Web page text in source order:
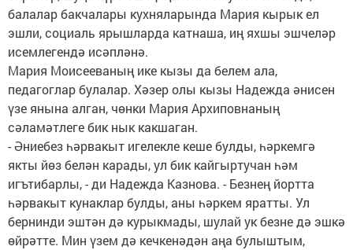
балалар бакчалары кухняларында Мария кырык ел
эшли, социаль ярышларда катнаша, иң яхшы эшчеләр
исемлегендә исәпләнә.
Мария Моисееваның ике кызы да белем ала,
педагоглар булалар. Хәзер олы кызы Надежда әнисен
үзе янына алган, чөнки Мария Архиповнаның
сәламәтлеге бик нык какшаган.
- Әниебез һәрвакыт игелекле кеше булды, һәркемгә
якты йөз белән карады, ул бик кайгыртучан һәм
игътибарлы, - ди Надежда Казнова. - Безнең йортта
һәрвакыт кунаклар булды, аны һәркем яратты. Ул
бернинди эштән дә курыкмады, шулай ук безне дә эшкә
өйрәтте. Мин үзем дә кечкенәдән аңа булыштым,